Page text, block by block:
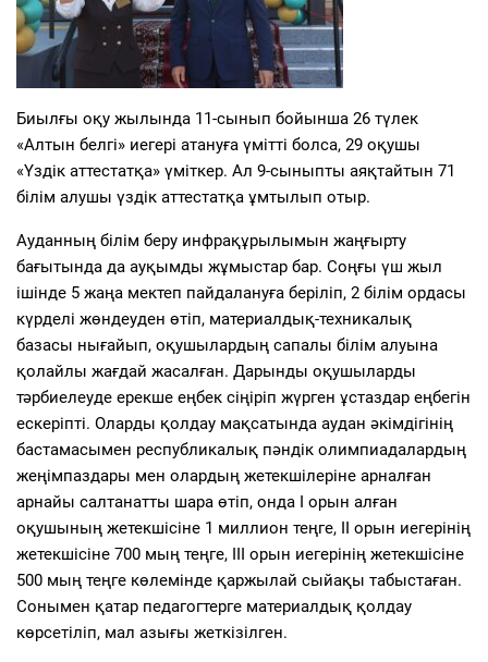
Биылғы оқу жылында 11-сынып бойынша 26 түлек
«Алтын белгі» иегері атануға үмітті болса, 29 оқушы
«Үздік аттестатқа» үміткер. Ал 9-сыныпты аяқтайтын 71
білім алушы үздік аттестатқа ұмтылып отыр.
Ауданның білім беру инфрақұрылымын жаңғырту
бағытында да ауқымды жұмыстар бар. Соңғы үш жыл
ішінде 5 жаңа мектеп пайдалануға беріліп, 2 білім ордасы
күрделі жөндеуден өтіп, материалдық-техникалық
базасы нығайып, оқушылардың сапалы білім алуына
қолайлы жағдай жасалған. Дарынды оқушыларды
тәрбиелеуде ерекше еңбек сіңіріп жүрген ұстаздар еңбегін
ескеріпті. Оларды қолдау мақсатында аудан әкімдігінің
бастамасымен республикалық пәндік олимпиадалардың
жеңімпаздары мен олардың жетекшілеріне арналған
арнайы салтанатты шара өтіп, онда І орын алған
оқушының жетекшісіне 1 миллион теңге, ІІ орын иегерінің
жетекшісіне 700 мың теңге, ІІІ орын иегерінің жетекшісіне
500 мың теңге көлемінде қаржылай сыйақы табыстаған.
Сонымен қатар педагогтерге материалдық қолдау
көрсетіліп, мал азығы жеткізілген.